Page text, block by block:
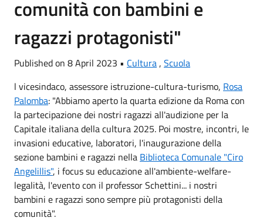
comunità con bambini e
ragazzi protagonisti"
Published on 8 April 2023 • Cultura, Scuola
l vicesindaco, assessore istruzione-cultura-turismo, Rosa
Palomba: "Abbiamo aperto la quarta edizione da Roma con
la partecipazione dei nostri ragazzi all'audizione per la
Capitale italiana della cultura 2025. Poi mostre, incontri, le
invasioni educative, laboratori, l'inaugurazione della
sezione bambini e ragazzi nella Biblioteca Comunale "Ciro
Angelillis", i focus su educazione all'ambiente-welfare-
legalità, l'evento con il professor Schettini... i nostri
bambini e ragazzi sono sempre più protagonisti della
comunità".